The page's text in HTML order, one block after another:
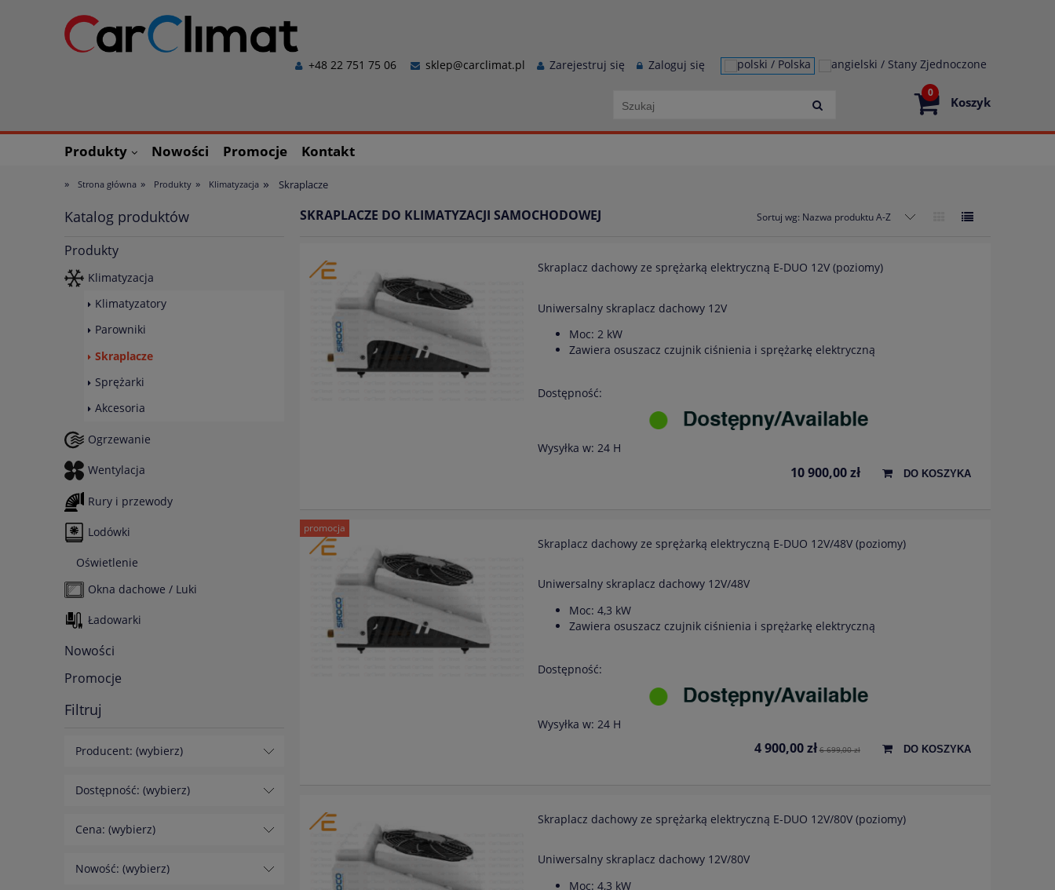
Zarejestruj się Zaloguj się
+48 22 751 75 06 sklep@carclimat.pl
Koszyk
0
Produkty Nowości Promocje Kontakt
» Strona główna » Produkty » Klimatyzacja » Skraplacze
Katalog produktów
Produkty
Klimatyzacja
Klimatyzatory
Parowniki
Skraplacze
Sprężarki
Akcesoria
Ogrzewanie
Wentylacja
Rury i przewody
Lodówki
Oświetlenie
Okna dachowe / Luki
Ładowarki
Nowości
Promocje
Filtruj
Producent: (wybierz)
Dostępność: (wybierz)
Cena: (wybierz)
Nowość: (wybierz)
SKRAPLACZE DO KLIMATYZACJI SAMOCHODOWEJ Sortuj wg: Nazwa produktu A-Z
Skraplacz dachowy ze sprężarką elektryczną E-DUO 12V (poziomy)
Uniwersalny skraplacz dachowy 12V
Moc: 2 kW
Zawiera osuszacz czujnik ciśnienia i sprężarkę elektryczną
Dostępność:
Wysyłka w: 24 H
10 900,00 zł DO KOSZYKA
Skraplacz dachowy ze sprężarką elektryczną E-DUO 12V/48V (poziomy)
Uniwersalny skraplacz dachowy 12V/48V
Moc: 4,3 kW
Zawiera osuszacz czujnik ciśnienia i sprężarkę elektryczną
Dostępność:
Wysyłka w: 24 H
4 900,00 zł 6 699,00 zł DO KOSZYKA
promocja
Skraplacz dachowy ze sprężarką elektryczną E-DUO 12V/80V (poziomy)
Uniwersalny skraplacz dachowy 12V/80V
Moc: 4,3 kW